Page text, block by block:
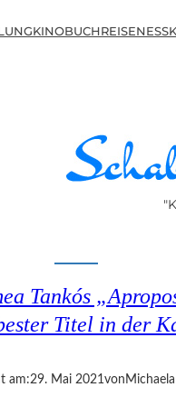
KINOBUCHREISEN
Tankós
Titel in der
am:29. Mai 2021von